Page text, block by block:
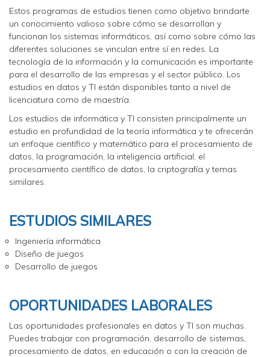
Estos programas de estudios tienen como objetivo brindarte
un conocimiento valioso sobre cómo se desarrollan y
funcionan los sistemas informáticos, así como sobre cómo las
diferentes soluciones se vinculan entre sí en redes. La
tecnología de la información y la comunicación es importante
para el desarrollo de las empresas y el sector público. Los
estudios en datos y TI están disponibles tanto a nivel de
licenciatura como de maestría.
Los estudios de informática y TI consisten principalmente un
estudio en profundidad de la teoría informática y te ofrecerán
un enfoque científico y matemático para el procesamiento de
datos, la programación, la inteligencia artificial, el
procesamiento científico de datos, la criptografía y temas
similares.
ESTUDIOS SIMILARES
Ingeniería informática
Diseño de juegos
Desarrollo de juegos
OPORTUNIDADES LABORALES
Las oportunidades profesionales en datos y TI son muchas.
Puedes trabajar con programación, desarrollo de sistemas,
procesamiento de datos, en educación o con la creación de